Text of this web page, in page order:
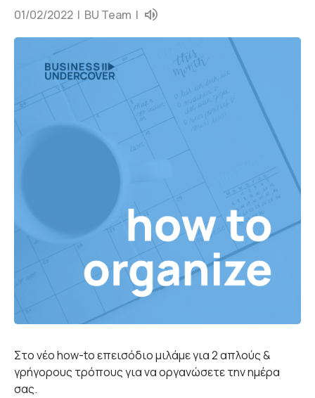
01/02/2022 | BU Team |
Στο νέο how-to επεισόδιο μιλάμε για 2 απλούς &
γρήγορους τρόπους για να οργανώσετε την ημέρα
σας.